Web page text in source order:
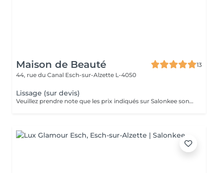
Maison de Beauté
13
44, rue du Canal Esch-sur-Alzette L-4050
Lissage (sur devis)
Veuillez prendre note que les prix indiqués sur Salonkee sont communiqués à titre informatif et s'entendent de base. Ces derniers sont susceptibles de varier selon le diagnostic réalisé à votre arrivée au salon et l'expertise du professionnel à qui vous confiez votre beauté. Dans tous les cas, un devis précis vous sera proposé et toutes réalisations de prestations seront effectuées avec votre accord. Un grand merci d'avance pour votre compréhension. Au plaisir de vous recevoir très vite.